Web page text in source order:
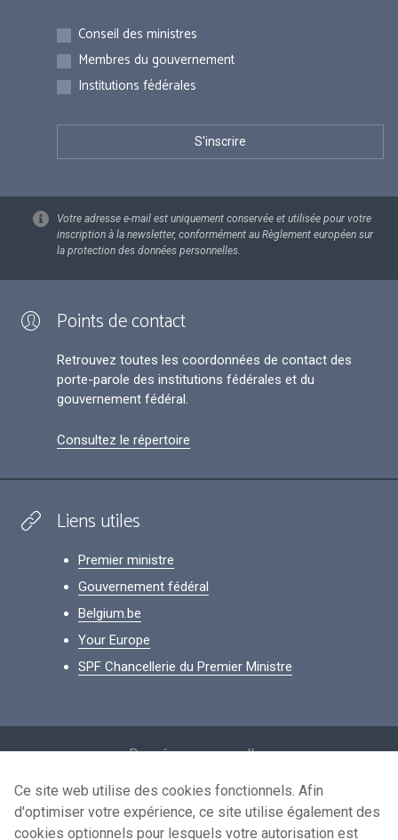
Inscriptions
Conseil des ministres
Membres du gouvernement
Institutions fédérales
Votre adresse e-mail est uniquement conservée et utilisée pour votre
inscription à la newsletter, conformément au Règlement européen sur
la protection des données personnelles.
Points de contact
Retrouvez toutes les coordonnées de contact des
porte-parole des institutions fédérales et du
gouvernement fédéral.
Consultez le répertoire
Liens utiles
Premier ministre
Gouvernement fédéral
Belgium.be
Your Europe
SPF Chancellerie du Premier Ministre
Données personnelles
Conditions de réutilisation
Contactez-nous
Ce site web utilise des cookies fonctionnels. Afin
d'optimiser votre expérience, ce site utilise également des
cookies optionnels pour lesquels votre autorisation est